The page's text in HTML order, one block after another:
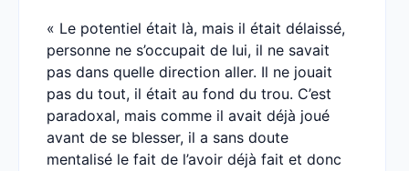
« Le potentiel était là, mais il était délaissé,
personne ne s’occupait de lui, il ne savait
pas dans quelle direction aller. Il ne jouait
pas du tout, il était au fond du trou. C’est
paradoxal, mais comme il avait déjà joué
avant de se blesser, il a sans doute
mentalisé le fait de l’avoir déjà fait et donc